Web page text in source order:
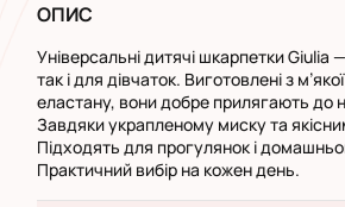
ОПИС
Універсальні дитячі шкарпетки Giulia
так і для дівчаток. Виготовлені з
еластану, вони добре прилягають до
Завдяки украпленому миску та
Підходять для прогулянок і
Практичний вибір на кожен день.